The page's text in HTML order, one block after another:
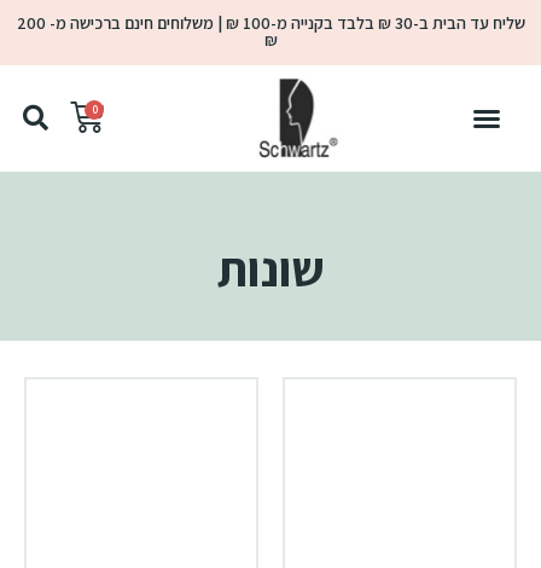
שליח עד הבית ב-30 ₪ בלבד בקנייה מ-100 ₪ | משלוחים חינם ברכישה מ- 200
₪
0
שונות